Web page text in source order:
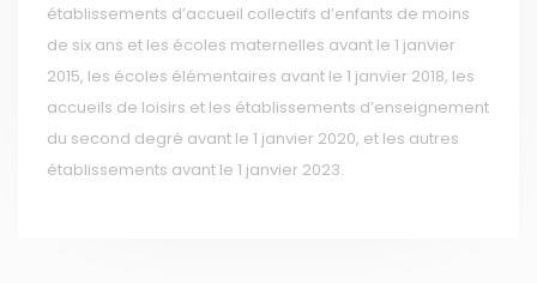
établissements d’accueil collectifs d’enfants de moins
de six ans et les écoles maternelles avant le 1 janvier
2015, les écoles élémentaires avant le 1 janvier 2018, les
accueils de loisirs et les établissements d’enseignement
du second degré avant le 1 janvier 2020, et les autres
établissements avant le 1 janvier 2023.